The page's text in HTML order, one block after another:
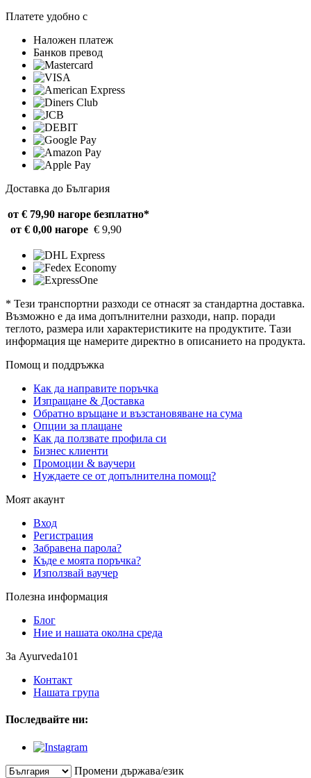
Платете удобно с
Наложен платеж
Банков превод
Доставка до България
от € 79,90 нагоре безплатно*
от € 0,00 нагоре € 9,90
* Тези транспортни разходи се отнасят за стандартна доставка.
Възможно е да има допълнителни разходи, напр. поради
теглото, размера или характеристиките на продуктите. Тази
информация ще намерите директно в описанието на продукта.
Помощ и поддръжка
Как да направите поръчка
Изпращане & Доставка
Обратно връщане и възстановяване на сума
Опции за плащане
Как да ползвате профила си
Бизнес клиенти
Промоции & ваучери
Нуждаете се от допълнителна помощ?
Моят акаунт
Вход
Регистрация
Забравена парола?
Къде е моята поръчка?
Използвай ваучер
Полезна информация
Блог
Ние и нашата околна среда
За Ayurveda101
Контакт
Нашата група
Последвайте ни:
Промени държава/език